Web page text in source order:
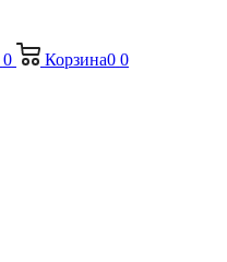
0 Корзина0 0